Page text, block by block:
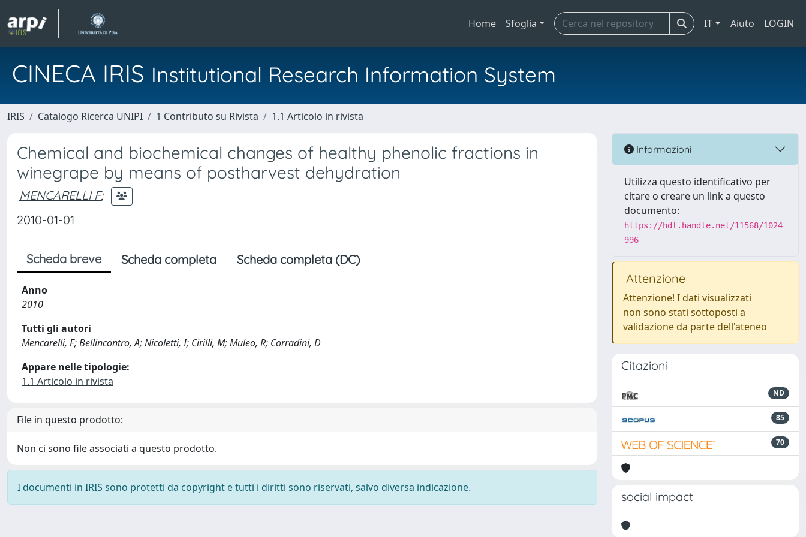
Home Sfoglia IT Aiuto LOGIN
CINECA IRIS Institutional Research Information System
IRIS Catalogo Ricerca UNIPI 1 Contributo su Rivista 1.1 Articolo in rivista
Chemical and biochemical changes of healthy phenolic fractions in
winegrape by means of postharvest dehydration
MENCARELLI F;
2010-01-01
Scheda breve Scheda completa Scheda completa (DC)
Anno
2010
Tutti gli autori
Mencarelli, F; Bellincontro, A; Nicoletti, I; Cirilli, M; Muleo, R; Corradini, D
Appare nelle tipologie:
1.1 Articolo in rivista
File in questo prodotto:
Non ci sono file associati a questo prodotto.
I documenti in IRIS sono protetti da copyright e tutti i diritti sono riservati, salvo diversa indicazione.
Informazioni
Utilizza questo identificativo per
citare o creare un link a questo
documento:
https://hdl.handle.net/11568/1024
996
Attenzione
Attenzione! I dati visualizzati
non sono stati sottoposti a
validazione da parte dell'ateneo
Citazioni
ND
85
70
social impact